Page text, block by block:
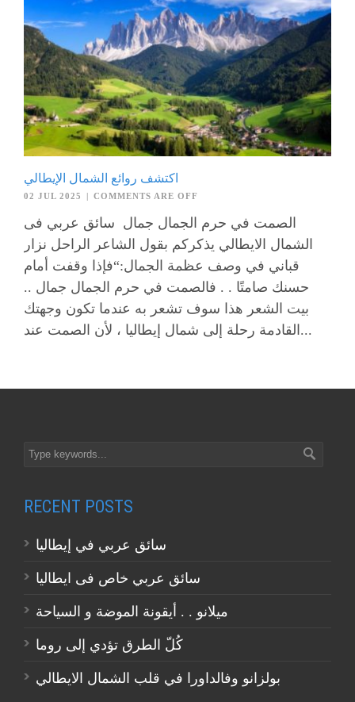
اكتشف روائع الشمال الإيطالي
02 JUL 2025 | COMMENTS ARE OFF
الصمت في حرم الجمال جمال سائق عربي فى
الشمال الايطالي يذكركم بقول الشاعر الراحل نزار
قباني في وصف عظمة الجمال:“فإذا وقفت أمام
حسنك صامتًا . . فالصمت في حرم الجمال جمال ..
بيت الشعر هذا سوف تشعر به عندما تكون وجهتك
القادمة رحلة إلى شمال إيطاليا ، لأن الصمت عند...
RECENT POSTS
سائق عربي في إيطاليا
سائق عربي خاص فى ايطاليا
كُلّ الطرق تؤدي إلى روما
بولزانو وفالداورا في قلب الشمال الايطالي